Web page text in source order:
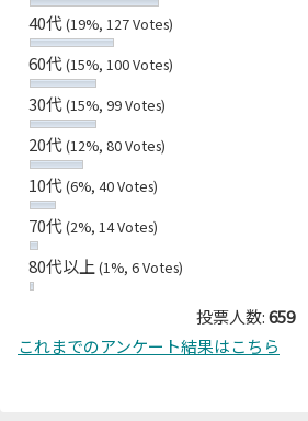
40代(19%, 127 Votes)
60代(15%, 100 Votes)
30代(15%, 99 Votes)
20代(12%, 80 Votes)
10代(6%, 40 Votes)
70代(2%, 14 Votes)
80代以上 (1%, 6 Votes)
投票人数:659
これまでのアンケート結果はこちら